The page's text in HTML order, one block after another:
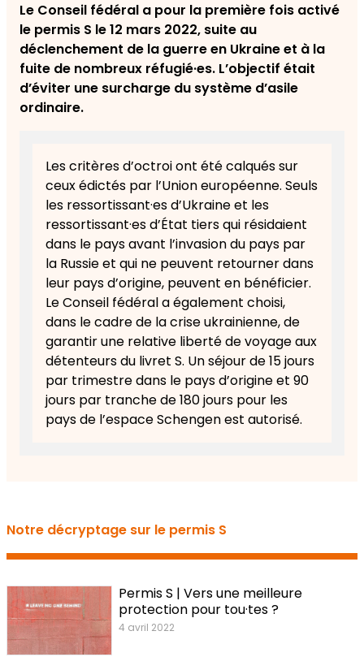
Le Conseil fédéral a pour la première fois activé
le permis S le 12 mars 2022, suite au
déclenchement de la guerre en Ukraine et à la
fuite de nombreux réfugié·es. L’objectif était
d’éviter une surcharge du système d’asile
ordinaire.
Les critères d’octroi ont été calqués sur
ceux édictés par l’Union européenne. Seuls
les ressortissant·es d’Ukraine et les
ressortissant·es d’État tiers qui résidaient
dans le pays avant l’invasion du pays par
la Russie et qui ne peuvent retourner dans
leur pays d’origine, peuvent en bénéficier.
Le Conseil fédéral a également choisi,
dans le cadre de la crise ukrainienne, de
garantir une relative liberté de voyage aux
détenteurs du livret S. Un séjour de 15 jours
par trimestre dans le pays d’origine et 90
jours par tranche de 180 jours pour les
pays de l’espace Schengen est autorisé.
Notre décryptage sur le permis S
Permis S | Vers une meilleure
protection pour tou·tes ?
4 avril 2022